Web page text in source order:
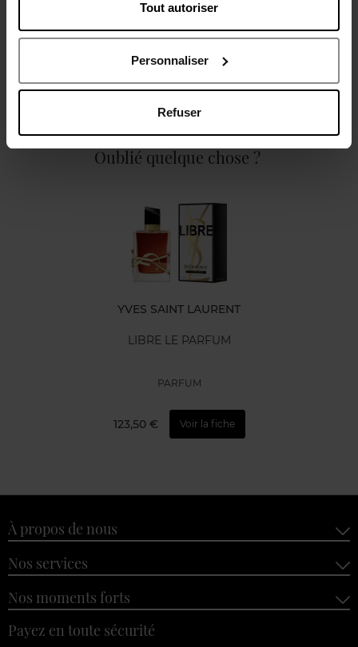
Tout autoriser
Personnaliser
Refuser
Avis client Politique relative aux avis des clients
Oublié quelque chose ?
YVES SAINT LAURENT
LIBRE LE PARFUM
PARFUM
123,50 € Voir la fiche
À propos de nous
Nos services
Nos moments forts
Payez en toute sécurité